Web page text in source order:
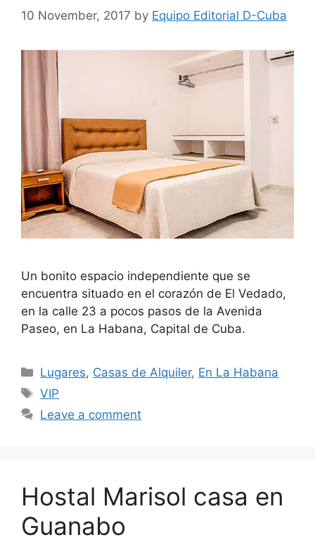
10 November, 2017 by Equipo Editorial D-Cuba
Un bonito espacio independiente que se
encuentra situado en el corazón de El Vedado,
en la calle 23 a pocos pasos de la Avenida
Paseo, en La Habana, Capital de Cuba.
Categories
Lugares, Casas de Alquiler, En La Habana
Tags
VIP
Leave a comment
Hostal Marisol casa en
Guanabo